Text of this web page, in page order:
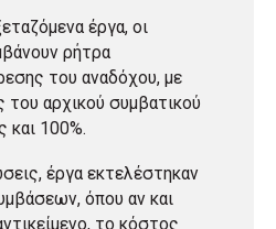
έργα, οι
ρήτρα
του αναδόχου, με
του αρχικού συμβατικού
και 100%.
έργα εκτελέστηκαν
όπου αν και